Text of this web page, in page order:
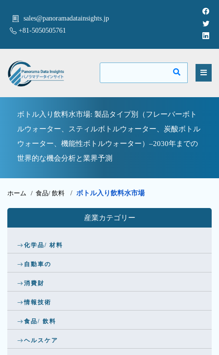
sales@panoramadatainsights.jp
+81-5050505761
ボトル入り飲料水市場: 製品タイプ別（フレーバーボト
ルウォーター、スティルボトルウォーター、炭酸ボトル
ウォーター、機能性ボトルウォーター）–2030年までの
世界的な機会分析と業界予測
ホーム / 食品/ 飲料 / ボトル入り飲料水市場
産業カテゴリー
化学品/ 材料
自動車の
消費財
情報技術
食品/ 飲料
ヘルスケア